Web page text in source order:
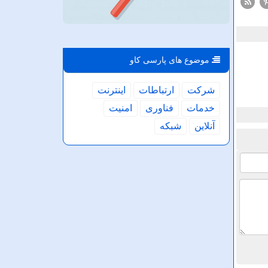
موضوع های پارسی كاو
شركت ارتباطات
اینترنت
خدمات
فناوری
امنیت
آنلاین
شبكه